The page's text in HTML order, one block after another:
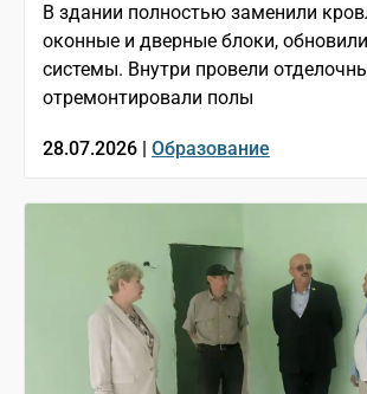
В здании полностью заменили
оконные и дверные блоки,
системы. Внутри провели
отремонтировали полы
28.07.2026 | Образование